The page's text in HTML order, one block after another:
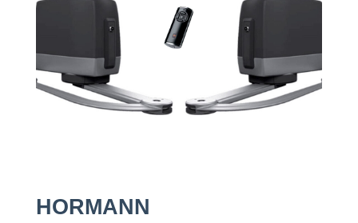
HORMANN